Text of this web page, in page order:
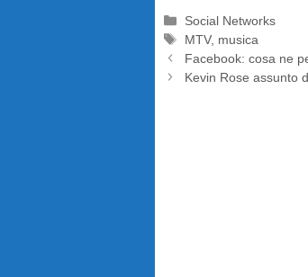
Categorie
Social Networks
Tag
MTV, musica
Facebook: cosa ne
Kevin Rose assunto